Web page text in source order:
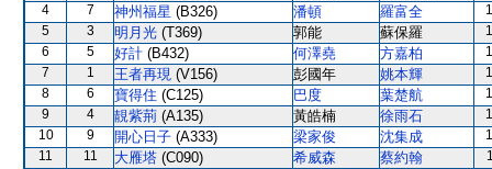
4
7 神州福星 (B326) 潘頓 羅富全
5
3 明月光 (T369) 郭能 蘇保羅
6
5 好計 (B432) 何澤堯 方嘉柏
7
1 王者再現 (V156) 彭國年 姚本輝
8
6 寶得住 (C125) 巴度 葉楚航
9
4 靚紫荊 (A135) 黃皓楠 徐雨石
10
9 開心日子 (A333) 梁家俊 沈集成
11
11 大雁塔 (C090) 希威森 蔡約翰